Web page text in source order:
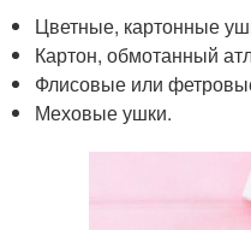
Цветные, картонные
Картон, обмотанный
Флисовые или
Меховые ушки.